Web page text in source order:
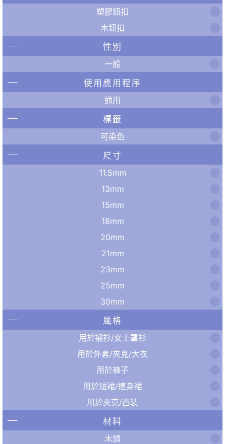
塑膠鈕扣
木鈕扣
性別
一般
使用應用程序
通用
標籤
可染色
尺寸
11.5mm
13mm
15mm
18mm
20mm
21mm
23mm
25mm
30mm
風格
用於襯衫/女士罩衫
用於外套/夾克/大衣
用於褲子
用於短裙/連身裙
用於夾克/西裝
材料
木頭